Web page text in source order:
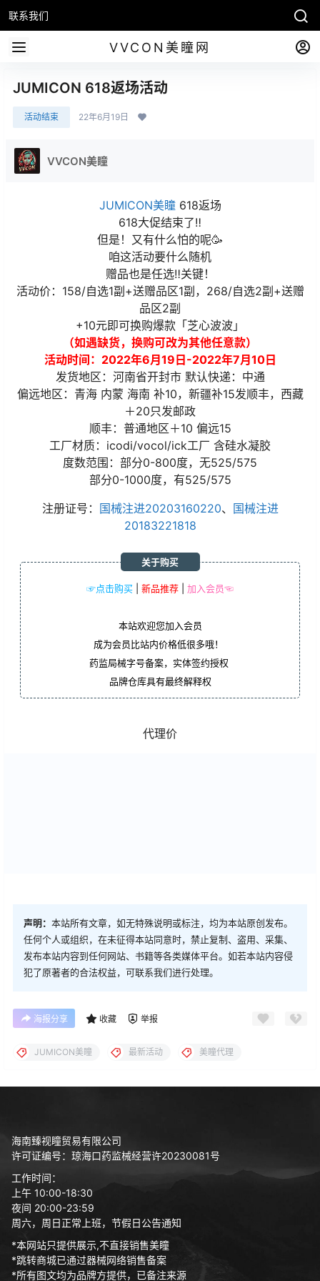
联系我们
VVCON美瞳网
JUMICON 618返场活动
活动结束 22年6月19日
VVCON美瞳
JUMICON美瞳618返场
618大促结束了‼
但是！又有什么怕的呢🥳
咱这活动要什么随机
赠品也是任选‼关键！
活动价：158/自选1副+送赠品区1副，268/自选2副+送赠
品区2副
+10元即可换购爆款「芝心波波」
（如遇缺货，换购可改为其他任意款）
活动时间：2022年6月19日-2022年7月10日
发货地区：河南省开封市 默认快递：中通
偏远地区：青海 内蒙 海南 补10，新疆补15发顺丰，西藏
＋20只发邮政
顺丰：普通地区＋10 偏远15
工厂材质：icodi/vocol/ick工厂 含硅水凝胶
度数范围：部分0-800度，无525/575
部分0-1000度，有525/575
注册证号：
国械注进20203160220、
国械注进
20183221818
☞点击购买 新品推荐 加入会员☜
关于购买
本站欢迎您加入会员
成为会员比站内价格低很多哦！
药监局械字号备案，实体签约授权
品牌仓库具有最终解释权
代理价
声明： 本站所有文章，如无特殊说明或标注，均为本站原创发布。
任何个人或组织，在未征得本站同意时，禁止复制、盗用、采集、
发布本站内容到任何网站、书籍等各类媒体平台。如若本站内容侵
犯了原著者的合法权益，可联系我们进行处理。
海报分享 收藏 举报
JUMICON美瞳 最新活动 美瞳代理
海南臻视瞳贸易有限公司
许可证编号：琼海口药监械经营许20230081号
工作时间：
上午 10:00-18:30
夜间 20:00-23:59
周六，周日正常上班，节假日公告通知
*本网站只提供展示,不直接销售美瞳
*跳转商城已通过器械网络销售备案
*所有图文均为品牌方提供，已备注来源